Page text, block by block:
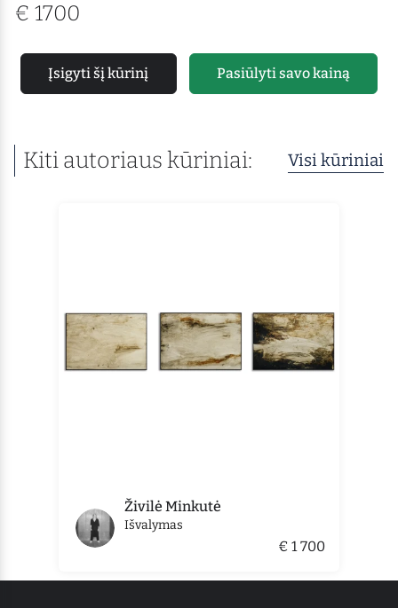
€ 1700
Įsigyti šį kūrinį Pasiūlyti savo kainą
Kiti autoriaus kūriniai: Visi kūriniai
Živilė Minkutė
Išvalymas
€ 1 700